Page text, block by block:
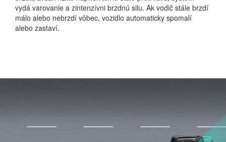
vydá varovanie a zintenzívni brzdnú silu. Ak vodič stále brzdí
málo alebo nebrzdí vôbec, vozidlo automaticky spomalí
alebo zastaví.